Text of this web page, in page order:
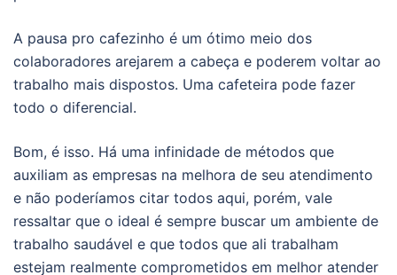
A pausa pro cafezinho é um ótimo meio dos
colaboradores arejarem a cabeça e poderem voltar ao
trabalho mais dispostos. Uma cafeteira pode fazer
todo o diferencial.
Bom, é isso. Há uma infinidade de métodos que
auxiliam as empresas na melhora de seu atendimento
e não poderíamos citar todos aqui, porém, vale
ressaltar que o ideal é sempre buscar um ambiente de
trabalho saudável e que todos que ali trabalham
estejam realmente comprometidos em melhor atender